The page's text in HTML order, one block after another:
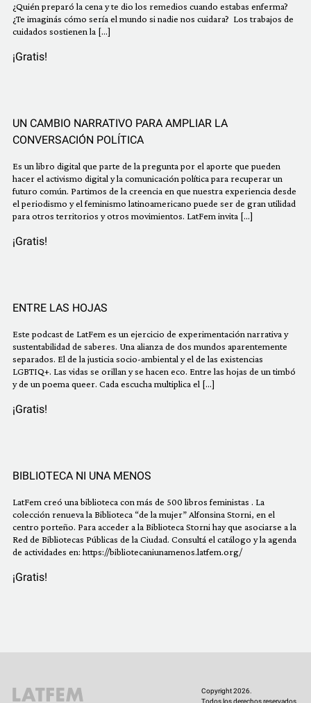
¿Quién preparó la cena y te dio los remedios cuando estabas enferma?
¿Te imaginás cómo sería el mundo si nadie nos cuidara? Los trabajos de
cuidados sostienen la […]
¡Gratis!
UN CAMBIO NARRATIVO PARA AMPLIAR LA
CONVERSACIÓN POLÍTICA
Es un libro digital que parte de la pregunta por el aporte que pueden
hacer el activismo digital y la comunicación política para recuperar un
futuro común. Partimos de la creencia en que nuestra experiencia desde
el periodismo y el feminismo latinoamericano puede ser de gran utilidad
para otros territorios y otros movimientos. LatFem invita […]
¡Gratis!
ENTRE LAS HOJAS
Este podcast de LatFem es un ejercicio de experimentación narrativa y
sustentabilidad de saberes. Una alianza de dos mundos aparentemente
separados. El de la justicia socio-ambiental y el de las existencias
LGBTIQ+. Las vidas se orillan y se hacen eco. Entre las hojas de un timbó
y de un poema queer. Cada escucha multiplica el […]
¡Gratis!
BIBLIOTECA NI UNA MENOS
LatFem creó una biblioteca con más de 500 libros feministas . La
colección renueva la Biblioteca “de la mujer” Alfonsina Storni, en el
centro porteño. Para acceder a la Biblioteca Storni hay que asociarse a la
Red de Bibliotecas Públicas de la Ciudad. Consultá el catálogo y la agenda
de actividades en: https://bibliotecaniunamenos.latfem.org/
¡Gratis!
Copyright 2026.
Todos los derechos reservados.